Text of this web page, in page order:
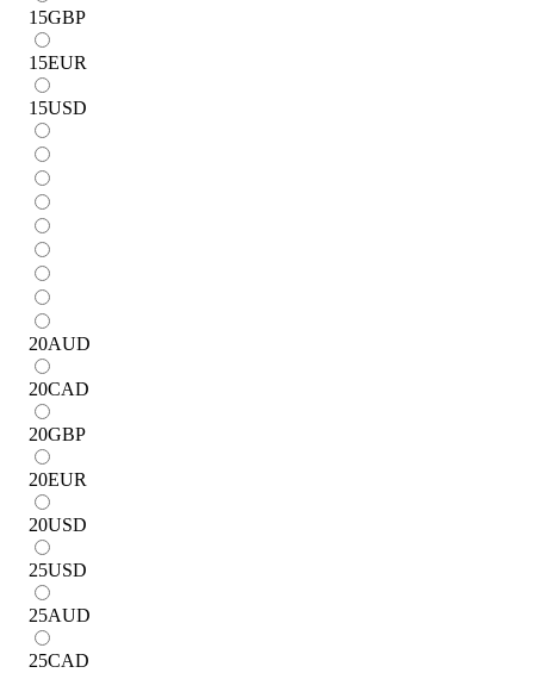
15GBP
15EUR
15USD
20AUD
20CAD
20GBP
20EUR
20USD
25USD
25AUD
25CAD